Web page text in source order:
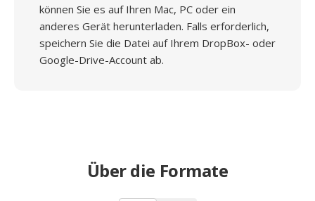
können Sie es auf Ihren Mac, PC oder ein
anderes Gerät herunterladen. Falls erforderlich,
speichern Sie die Datei auf Ihrem DropBox- oder
Google-Drive-Account ab.
Über die Formate